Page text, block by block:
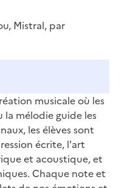
Mistral, par
musicale où les
mélodie guide les
les élèves sont
écrite, l'art
et acoustique, et
Chaque note et